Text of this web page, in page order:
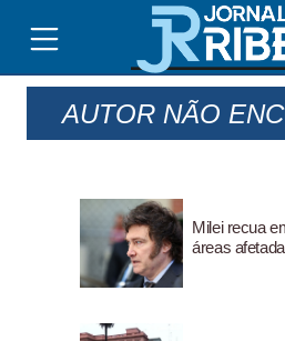
AUTOR NÃO
Milei recua
áreas